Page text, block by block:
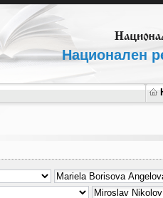
Национален